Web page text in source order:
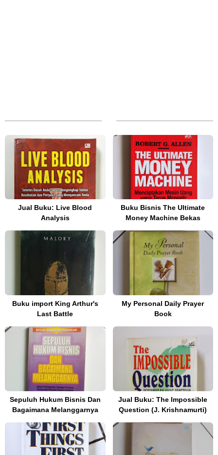
Jual Buku: Live Blood
Analysis
Buku Bisnis The Ultimate
Money Machine Bekas
Buku import King Arthur's
Last Battle
My Personal Daily Prayer
Book
Sepuluh Hukum Bisnis Dan
Bagaimana Melanggarnya
Jual Buku: The Impossible
Question (J. Krishnamurti)